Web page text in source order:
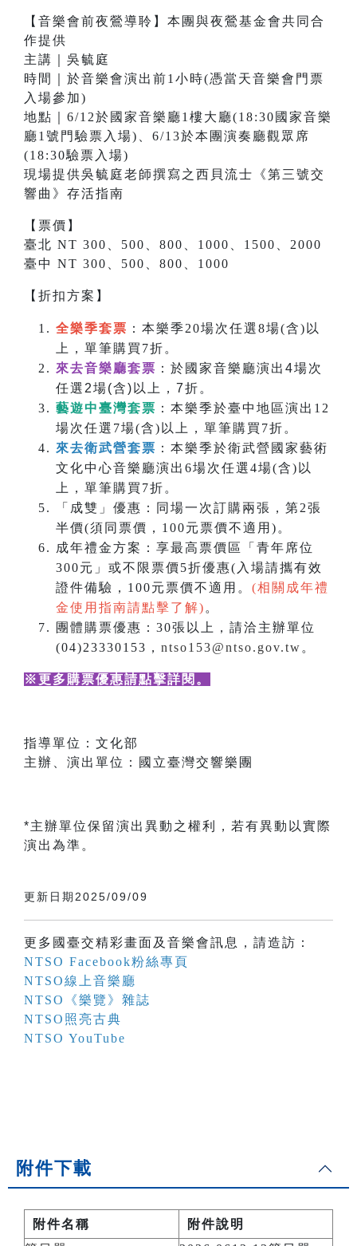
【音樂會前夜鶯導聆】本團與夜鶯基金會共同合
作提供
主講｜吳毓庭
時間｜於音樂會演出前1小時(憑當天音樂會門票
入場參加)
地點｜6/12於國家音樂廳1樓大廳(18:30國家音樂
廳1號門驗票入場)、6/13於本團演奏廳觀眾席
(18:30驗票入場)
現場提供吳毓庭老師撰寫之 西貝流士 《第三號交
響曲 》存活指南
【票價】
臺北 NT 300、500、800、1000、1500、2000
臺中 NT 300、500、800、1000
【折扣方案】
全樂季套票 ：本樂季20場次任選8場(含)以
上，單筆購買7折。
來去音樂廳套票 ：於國家音樂廳演出4場次
任選2場(含)以上，7折。
藝遊中臺灣套票 ：本樂季於臺中地區演出12
場次任選7場(含)以上，單筆購買7折。
來去衛武營套票 ：本樂季於衛武營國家藝術
文化中心音樂廳演出6場次任選4場(含)以
上，單筆購買7折。
「成雙」優惠：同場一次訂購兩張，第2張
半價(須同票價，100元票價不適用)。
成年禮金方案：享最高票價區「青年席位
300元」或不限票價5折優惠(入場請攜有效
證件備驗，100元票價不適用。 (相關成年禮
金使用指南請點擊了解) 。
團體購票優惠：30張以上，請洽主辦單位
(04)23330153， ntso153@ntso.gov.tw 。
※更多購票優惠請點擊詳閱 。
指導單位：文化部
主辦、演出單位：國立臺灣交響樂團
*主辦單位保留演出異動之權利，若有異動以實際
演出為準。
更新日期2025/09/09
更多國臺交精彩畫面及音樂會訊息，請造訪：
NTSO Facebook粉絲專頁
NTSO線上音樂廳
NTSO《樂覽》雜誌
NTSO照亮古典
NTSO YouTube
附件下載
附件名稱
附件說明